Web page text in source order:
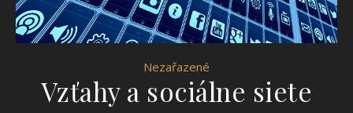
Nezařazené
Vzťahy a sociálne siete